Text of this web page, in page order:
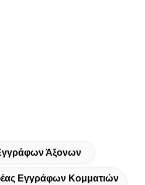
Άξονων
Εγγράφων Κομματιών